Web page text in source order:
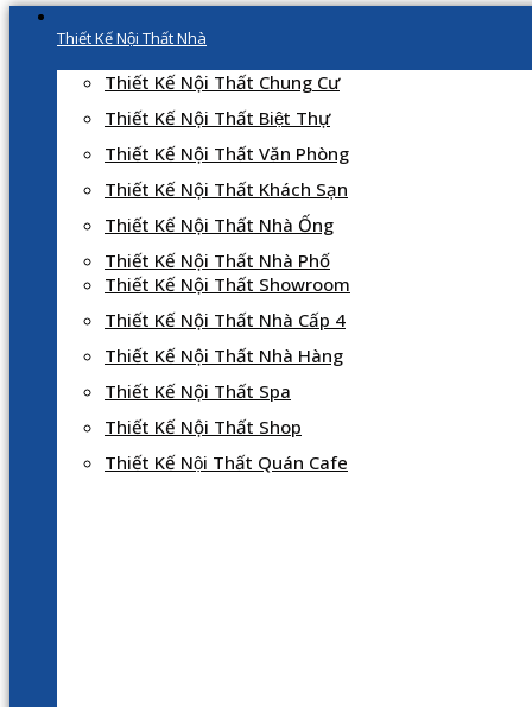
Thiết Kế Nội Thất Nhà
Thiết Kế Nội Thất Chung Cư
Thiết Kế Nội Thất Biệt Thự
Thiết Kế Nội Thất Văn Phòng
Thiết Kế Nội Thất Khách Sạn
Thiết Kế Nội Thất Nhà Ống
Thiết Kế Nội Thất Nhà Phố
Thiết Kế Nội Thất Showroom
Thiết Kế Nội Thất Nhà Cấp 4
Thiết Kế Nội Thất Nhà Hàng
Thiết Kế Nội Thất Spa
Thiết Kế Nội Thất Shop
Thiết Kế Nội Thất Quán Cafe